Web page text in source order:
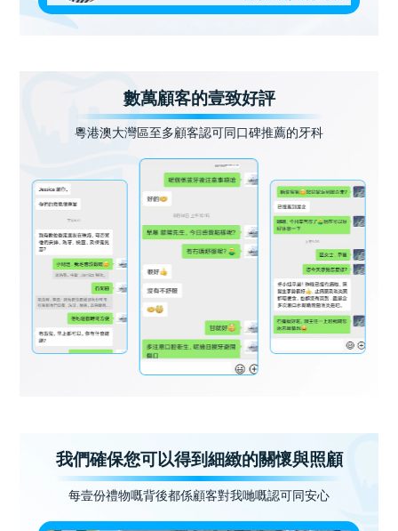
數萬顧客的壹致好評
粵港澳大灣區至多顧客認可同口碑推薦的牙科
我們確保您可以得到細緻的關懷與照顧
每壹份禮物嘅背後都係顧客對我哋嘅認可同安心